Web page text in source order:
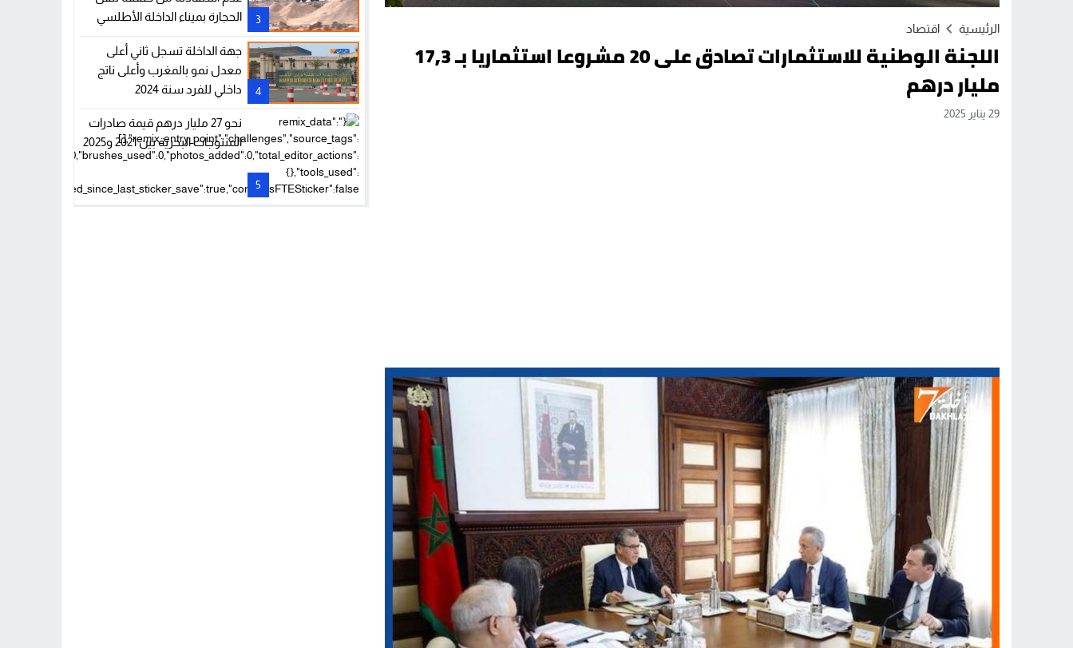
الرئيسية اقتصاد
اللجنة الوطنية للاستثمارات تصادق على 20 مشروعا استثماريا بـ 17,3
مليار درهم
29 يناير 2025
3
الحجارة بميناء الداخلة الأطلسي
4
جهة الداخلة تسجل ثاني أعلى
معدل نمو بالمغرب وأعلى ناتج
داخلي للفرد سنة 2024
5
نحو 27 مليار درهم قيمة صادرات
المنتوجات البحرية بين 2021 و2025